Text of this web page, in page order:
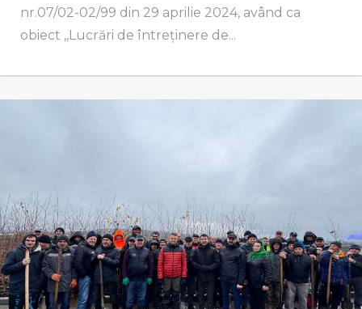
nr.07/02-02/99 din 29 aprilie 2024, având ca
obiect ,,Lucrări de întreținere de...